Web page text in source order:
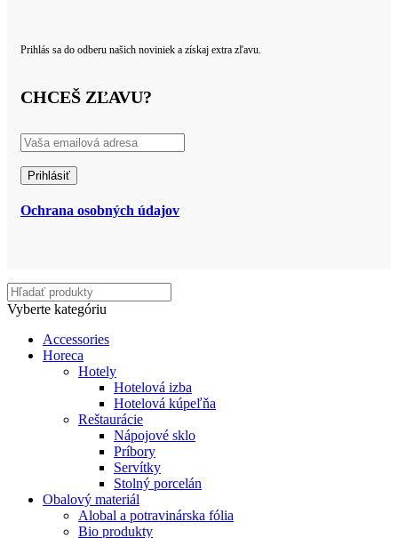
Prihlás sa do odberu našich noviniek a získaj extra zľavu.
CHCEŠ ZĽAVU?
Ochrana osobných údajov
Vyberte kategóriu
Accessories
Horeca
Hotely
Hotelová izba
Hotelová kúpeľňa
Reštaurácie
Nápojové sklo
Príbory
Servítky
Stolný porcelán
Obalový materiál
Alobal a potravinárska fólia
Bio produkty